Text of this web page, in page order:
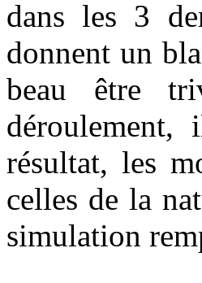
dans les 3
donnent un
beau être
résultat, les
celles de la
simulation